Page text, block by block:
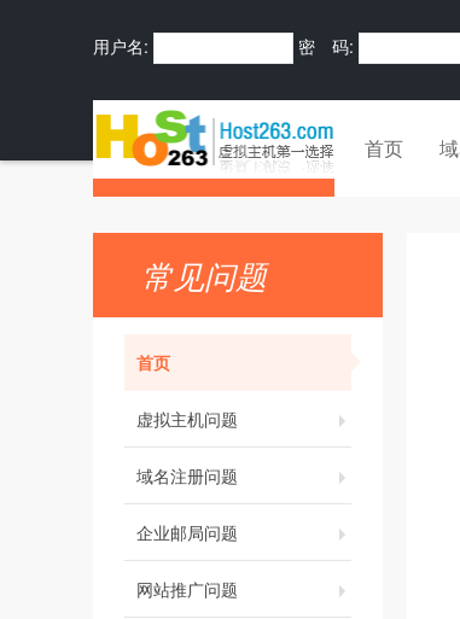
用户名: 密 码:
首页
常见问题
首页
虚拟主机问题
域名注册问题
企业邮局问题
网站推广问题